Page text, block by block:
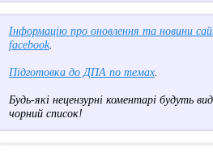
Інформацію про оновлення та новини
facebook.
Підготовка до ДПА по темах.
Будь-які нецензурні коментарі будуть
чорний список!